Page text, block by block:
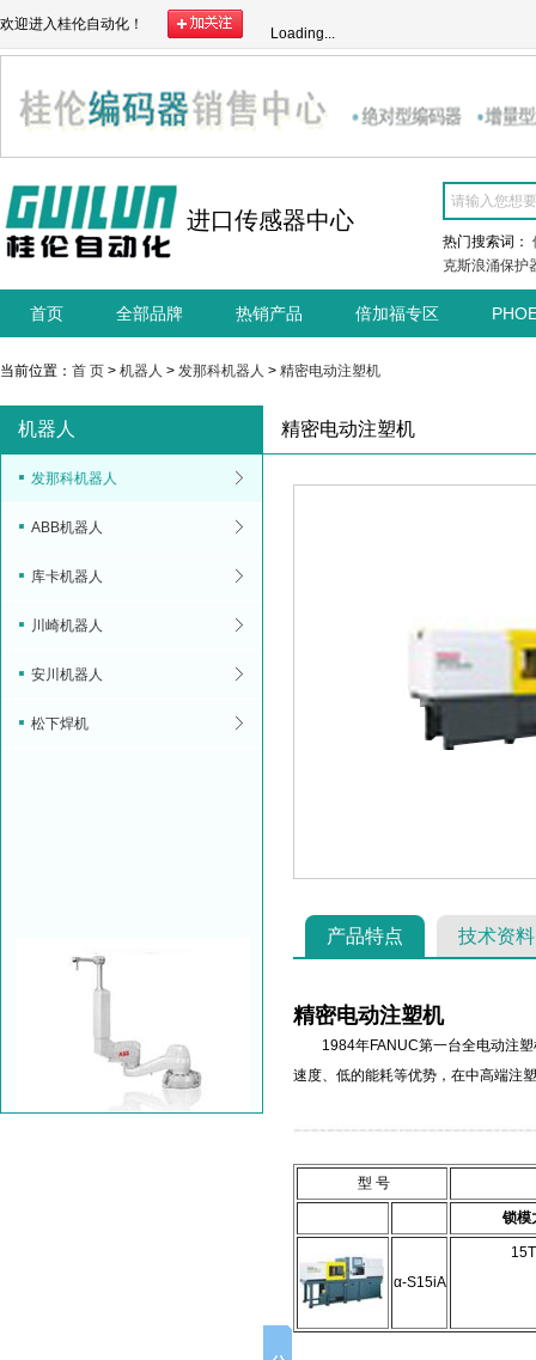
欢迎进入桂伦自动化！
Loading...
进口传感器中心
热门搜索词：
克斯浪涌保护
首页 全部品牌 热销产品 倍加福专区
当前位置： 首 页 > 机器人 > 发那科机器人 > 精密电动注塑机
机器人
发那科机器人
ABB机器人
库卡机器人
川崎机器人
安川机器人
松下焊机
精密电动注塑机
产品特点 技术资料
精密电动注塑机
1984年FANUC第一台全电动注塑
速度、低的能耗等优势，在中高端注
型 号
锁模
α-S15iA
15T